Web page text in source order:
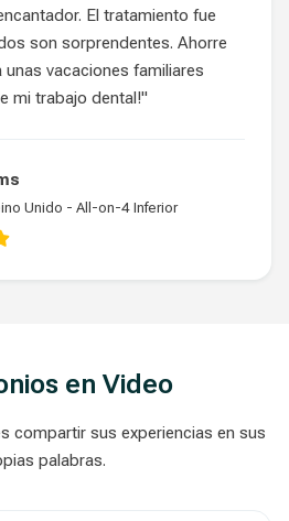
El tratamiento fue
son sorprendentes. Ahorre
vacaciones familiares
mi trabajo dental!"
Unido - All-on-4 Inferior
en Video
compartir sus experiencias en sus
palabras.